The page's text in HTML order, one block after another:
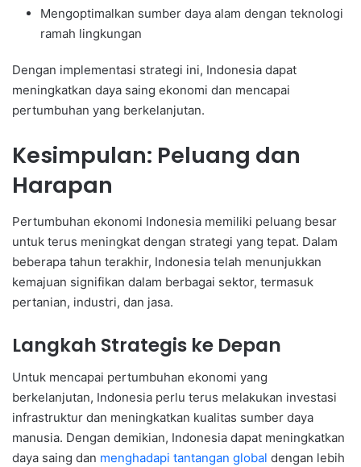
Mengoptimalkan sumber daya alam dengan teknologi
ramah lingkungan
Dengan implementasi strategi ini, Indonesia dapat
meningkatkan daya saing ekonomi dan mencapai
pertumbuhan yang berkelanjutan.
Kesimpulan: Peluang dan
Harapan
Pertumbuhan ekonomi Indonesia memiliki peluang besar
untuk terus meningkat dengan strategi yang tepat. Dalam
beberapa tahun terakhir, Indonesia telah menunjukkan
kemajuan signifikan dalam berbagai sektor, termasuk
pertanian, industri, dan jasa.
Langkah Strategis ke Depan
Untuk mencapai pertumbuhan ekonomi yang
berkelanjutan, Indonesia perlu terus melakukan investasi
infrastruktur dan meningkatkan kualitas sumber daya
manusia. Dengan demikian, Indonesia dapat meningkatkan
daya saing dan menghadapi tantangan global dengan lebih